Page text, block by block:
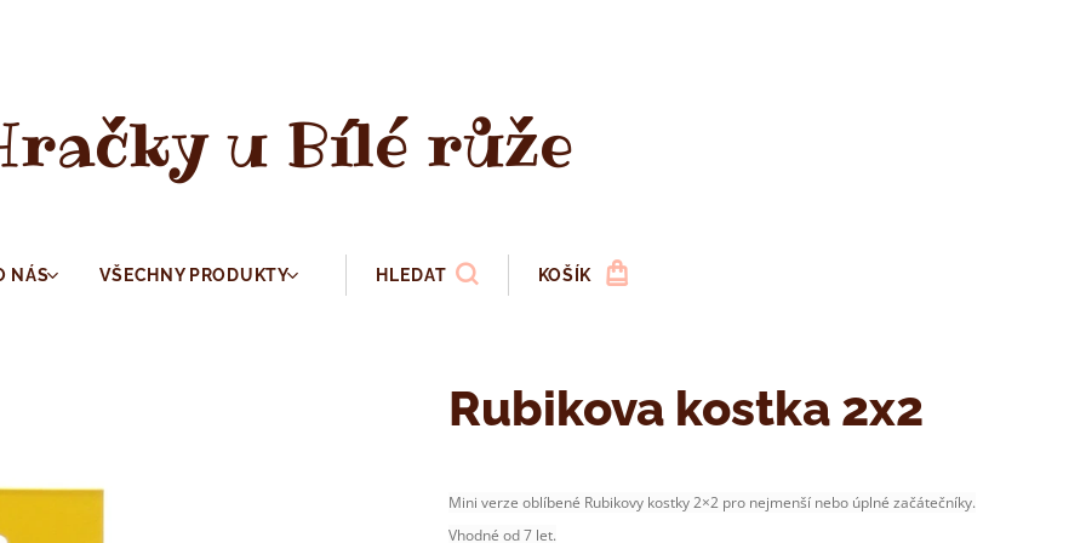
u Bílé růže
NÁS VŠECHNY PRODUKTY HLEDAT KOŠÍK
Rubikova kostka 2x2
Mini verze oblíbené Rubikovy kostky 2×2 pro nejmenší nebo úplné začátečníky.
Vhodné od 7 let.